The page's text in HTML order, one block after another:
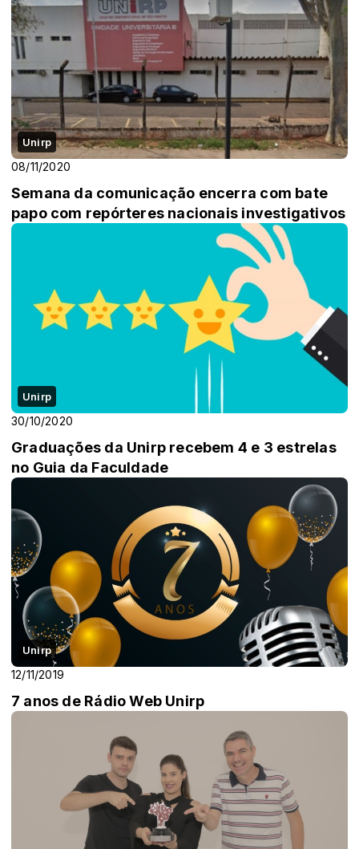
Unirp
08/11/2020
Semana da comunicação encerra com bate
papo com repórteres nacionais investigativos
Unirp
30/10/2020
Graduações da Unirp recebem 4 e 3 estrelas
no Guia da Faculdade
Unirp
12/11/2019
7 anos de Rádio Web Unirp